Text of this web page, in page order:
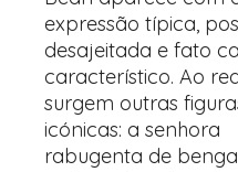
expressão típica,
desajeitada e fato
característico. Ao
surgem outras
icónicas: a senhora
rabugenta de